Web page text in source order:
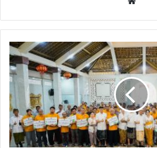
b
s
i
t
e